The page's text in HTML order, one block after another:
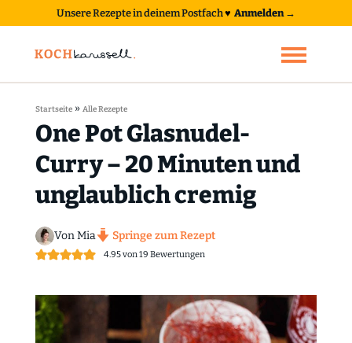
Unsere Rezepte in deinem Postfach♥ Anmelden →
Startseite» Alle Rezepte
One Pot Glasnudel-
Curry – 20 Minuten und
unglaublich cremig
Von Mia Springe zum Rezept
4.95von19 Bewertungen